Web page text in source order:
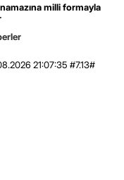
milli formayla
21:07:35 #7.13#